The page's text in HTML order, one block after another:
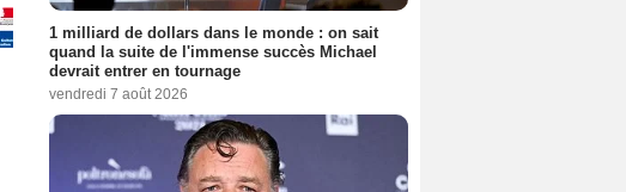
1 milliard de dollars dans le monde : on sait
quand la suite de l'immense succès Michael
devrait entrer en tournage
vendredi 7 août 2026